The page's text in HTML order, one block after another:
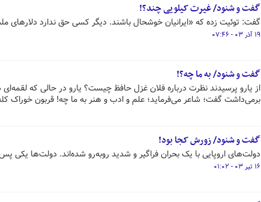
گفت و شنود/ غیرت کیلویی چند؟!
گفت: توئیت زده که «‌ایرانیان خوشحال باشند. دیگر کسی حق ندارد دلارهای
۱۹ آذر ۰۳ - ۰۷:۴۶
گفت و شنود/ به ما چه؟!
از یارو پرسیدند نظرت درباره فلان غزل حافظ چیست؟ یارو در حالی که
برمی‌داشت گفت؛ شاعر می‌فرماید؛ علم و ادب و هنر به ما چه! قربون خوراک
گفت و شنود/ زورش کجا بود!
دولت‌های اروپایی با یک بحران فراگیر و شدید روبه‌رو شده‌اند. دولت‌ها
۱۶ تیر ۰۳ - ۰۱:۰۲